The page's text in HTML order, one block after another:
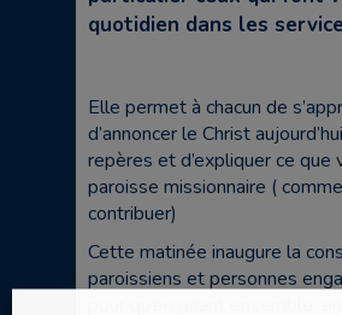
quotidien dans les
Elle permet à chacun de
d’annoncer le Christ
repères et d’expliquer ce que
paroisse missionnaire (
contribuer)
Cette matinée inaugure la
paroissiens et personnes